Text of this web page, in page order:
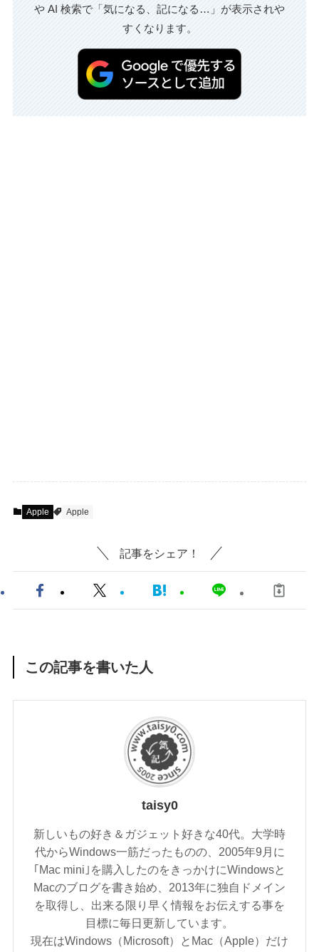
や AI 検索で「気になる、記になる…」が表示されや
すくなります。
Apple Apple
記事をシェア！
この記事を書いた人
taisy0
新しいもの好き＆ガジェット好きな40代。大学時
代からWindows一筋だったものの、2005年9月に
｢Mac mini｣を購入したのをきっかけにWindowsと
Macのブログを書き始め、2013年に独自ドメイン
を取得し、出来る限り早く情報をお伝えする事を
目標に毎日更新しています。
現在はWindows（Microsoft）とMac（Apple）だけ